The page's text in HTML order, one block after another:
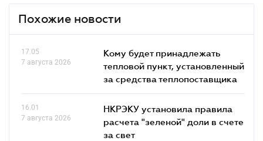
Похожие новости
17.05
7 августа 2026
Кому будет принадлежать
тепловой пункт, установленный
за средства теплопоставщика
16.01
7 августа 2026
НКРЭКУ установила правила
расчета "зеленой" доли в счете
за свет